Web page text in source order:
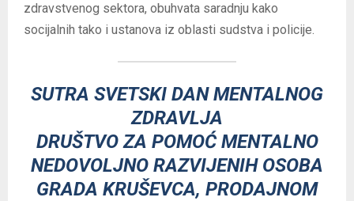
zdravstvenog sektora, obuhvata saradnju kako
socijalnih tako i ustanova iz oblasti sudstva i policije.
SUTRA SVETSKI DAN MENTALNOG
ZDRAVLJA
DRUŠTVO ZA POMOĆ MENTALNO
NEDOVOLJNO RAZVIJENIH OSOBA
GRADA KRUŠEVCA, PRODAJNOM